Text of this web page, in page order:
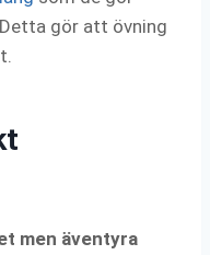
gör att övning
men äventyra